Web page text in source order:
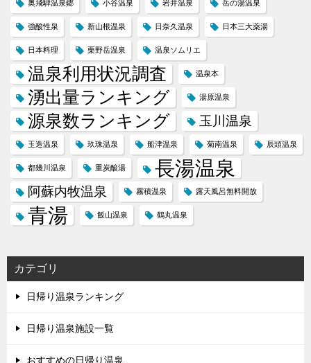
奥飛騨温泉郷 小谷温泉 岩井温泉 岳の湯温泉
強酸性泉 新山根温泉 日奈久温泉 日本三大薬湯
日本料理 栗野岳温泉 温泉ソムリエ
温泉利用状況調査 温泉本
湧出量ランキング 湯原温泉
源泉数ランキング 玉川温泉
玉造温泉 玖珠温泉 船津温泉 菊南温泉 辰頭温泉
都幾川温泉 重炭酸湯 長湯温泉
阿蘇内牧温泉 霧積温泉 露天風呂無料開放
青湯 飯山温泉 鶴丸温泉
カテゴリ
日帰り温泉ランキング
日帰り温泉施設一覧
おすすめの日帰り温泉